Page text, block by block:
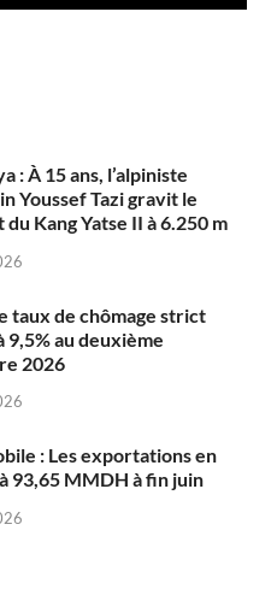
: À 15 ans, l’alpiniste
Youssef Tazi gravit le
du Kang Yatse II à 6.250 m
taux de chômage strict
9,5% au deuxième
2026
: Les exportations en
93,65 MMDH à fin juin